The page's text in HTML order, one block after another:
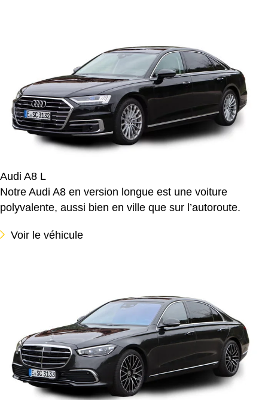
Audi A8 L
Notre Audi A8 en version longue est une voiture
polyvalente, aussi bien en ville que sur l’autoroute.
Voir le véhicule